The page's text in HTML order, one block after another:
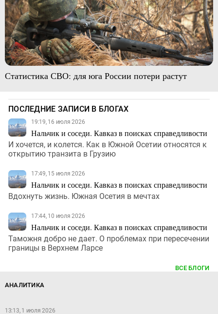
Статистика СВО: для юга России потери растут
ПОСЛЕДНИЕ ЗАПИСИ В БЛОГАХ
19:19, 16 июля 2026
Нальчик и соседи. Кавказ в поисках справедливости
И хочется, и колется. Как в Южной Осетии относятся к
открытию транзита в Грузию
17:49, 15 июля 2026
Нальчик и соседи. Кавказ в поисках справедливости
Вдохнуть жизнь. Южная Осетия в мечтах
17:44, 10 июля 2026
Нальчик и соседи. Кавказ в поисках справедливости
Таможня добро не дает. О проблемах при пересечении
границы в Верхнем Ларсе
ВСЕ БЛОГИ
АНАЛИТИКА
13:13, 1 июля 2026